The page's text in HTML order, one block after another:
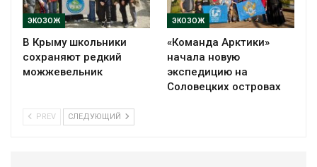
ЭКОЗОЖ
В Крыму школьники
сохраняют редкий
можжевельник
ЭКОЗОЖ
«Команда Арктики»
начала новую
экспедицию на
Соловецких островах
PREV СЛЕДУЮЩИЙ